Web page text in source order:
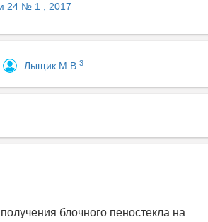
24 № 1 , 2017
Лыщик М В 3
блочного пеностекла на